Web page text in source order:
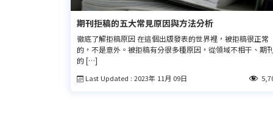
期刊拒稿的五大常見原因與方法分析
徹底了解拒稿原因 在這個出版發表的世界裡，被拒稿很正常
的，不是意外。被拒稿有分很多種原因，從領域不相干、期
的 […]
Last Updated : 2023年 11月 09日